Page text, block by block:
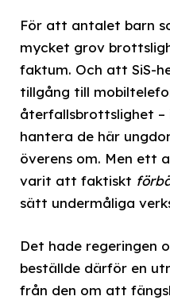
För att antalet barn
mycket grov
faktum. Och att SiS-
tillgång till
återfallsbrottslighet
hantera de här
överens om. Men ett
varit att faktiskt
sätt undermåliga
Det hade regeringen
beställde därför en
från den om att